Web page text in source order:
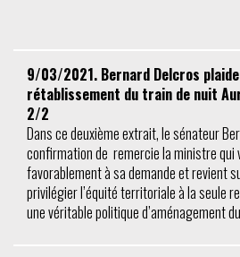
9/03/2021. Bernard Delcros
rétablissement du train de nuit
2/2
Dans ce deuxième extrait, le sénateur
confirmation de remercie la ministre qui
favorablement à sa demande et revient
privilégier l’équité territoriale à la seule
une véritable politique d’aménagement